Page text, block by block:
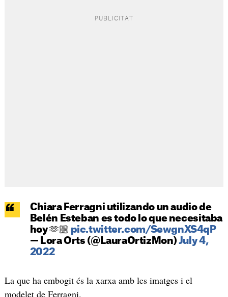
Chiara Ferragni utilizando un audio de
Belén Esteban es todo lo que necesitaba
hoy 🫶🏼 pic.twitter.com/SewgnXS4qP
— Lora Orts (@LauraOrtizMon) July 4,
2022
La que ha embogit és la xarxa amb les imatges i el
modelet de Ferragni.